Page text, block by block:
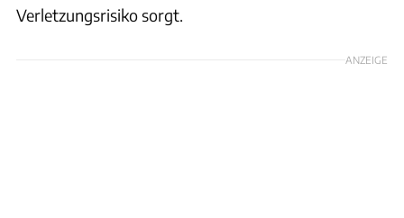
Verletzungsrisiko sorgt.
ANZEIGE